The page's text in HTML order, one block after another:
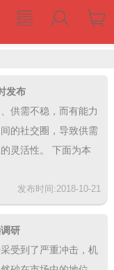
发布
供需不稳，而有能力
的社交圈，导致供需
灵活性。 下面为本
发布时间:2018-10-21
研
受到了严重冲击，机